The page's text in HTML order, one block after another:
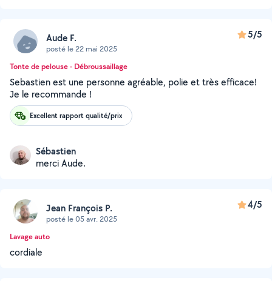
Aude F.
posté le 22 mai 2025
5/5
Tonte de pelouse - Débroussaillage
Sebastien est une personne agréable, polie et très efficace!
Je le recommande !
Excellent rapport qualité/prix
Sébastien
merci Aude.
Jean François P.
posté le 05 avr. 2025
4/5
Lavage auto
cordiale